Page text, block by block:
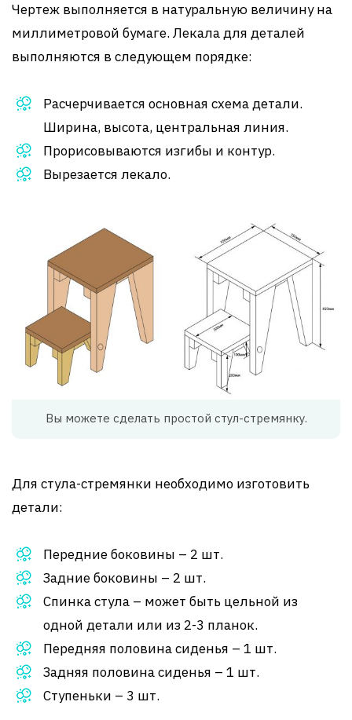
Чертеж выполняется в натуральную величину на
миллиметровой бумаге. Лекала для деталей
выполняются в следующем порядке:
Расчерчивается основная схема детали.
Ширина, высота, центральная линия.
Прорисовываются изгибы и контур.
Вырезается лекало.
Вы можете сделать простой стул-стремянку.
Для стула-стремянки необходимо изготовить
детали:
Передние боковины – 2 шт.
Задние боковины – 2 шт.
Спинка стула – может быть цельной из
одной детали или из 2-3 планок.
Передняя половина сиденья – 1 шт.
Задняя половина сиденья – 1 шт.
Ступеньки – 3 шт.